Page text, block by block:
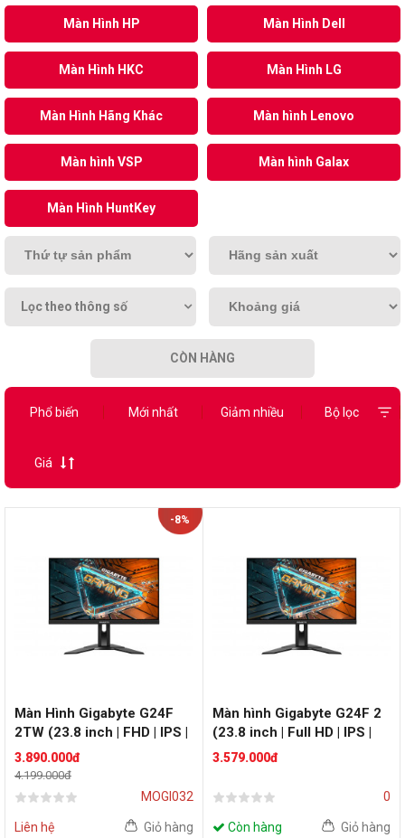
Màn Hình HP Màn Hình Dell
Màn Hình HKC Màn Hình LG
Màn Hình Hãng Khác Màn hình Lenovo
Màn hình VSP Màn hình Galax
Màn Hình HuntKey
Lọc theo thông số
CÒN HÀNG
Phổ biến Mới nhất Giảm nhiều Bộ lọc
Giá
-8%
Màn Hình Gigabyte G24F
2TW (23.8 inch | FHD | IPS |
165Hz | 1ms)
3.890.000đ
4.199.000đ
MOGI032
Liên hệ Giỏ hàng
Màn hình Gigabyte G24F 2
(23.8 inch | Full HD | IPS |
180Hz)
3.579.000đ
0
Còn hàng Giỏ hàng